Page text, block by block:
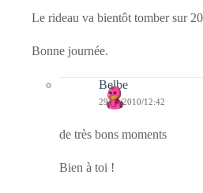
Le rideau va bientôt tomber sur
Bonne journée.
Belbe
29/12/2010/12:42
de très bons moments
Bien à toi !